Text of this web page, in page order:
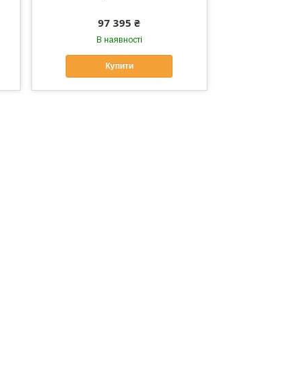
97 395 ₴
В наявності
Купити